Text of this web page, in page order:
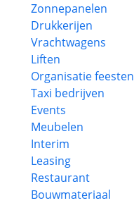
Zonnepanelen
Drukkerijen
Vrachtwagens
Liften
Organisatie feesten
Taxi bedrijven
Events
Meubelen
Interim
Leasing
Restaurant
Bouwmateriaal